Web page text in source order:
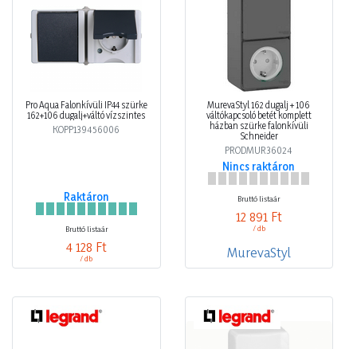
Pro Aqua Falonkívüli IP44 szürke
162+106 dugalj+váltó vízszintes
KOPP139456006
Raktáron
Bruttó listaár
4 128 Ft
/ db
MurevaStyl 162 dugalj + 106
váltókapcsoló betét komplett
házban szürke falonkívüli
Schneider
PRODMUR36024
Nincs raktáron
Bruttó listaár
12 891 Ft
/ db
MurevaStyl